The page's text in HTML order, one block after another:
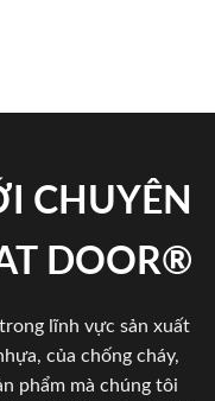
CHUYÊN
DOOR®
lĩnh vực sản xuất
của chống cháy,
phẩm mà chúng tôi